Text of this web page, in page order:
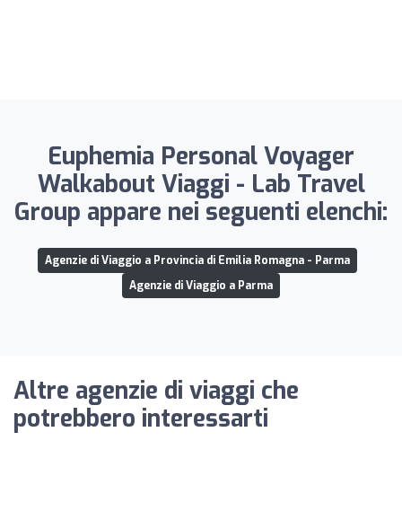
Euphemia Personal Voyager
Walkabout Viaggi - Lab Travel
Group appare nei seguenti elenchi:
Agenzie di Viaggio a Provincia di Emilia Romagna - Parma
Agenzie di Viaggio a Parma
Altre agenzie di viaggi che
potrebbero interessarti